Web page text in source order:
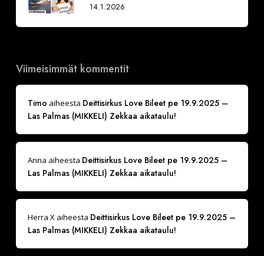
14.1.2026
Viimeisimmät kommentit
Timo aiheesta Deittisirkus Love Bileet pe 19.9.2025 –
Las Palmas (MIKKELI) Zekkaa aikataulu!
Anna aiheesta Deittisirkus Love Bileet pe 19.9.2025 –
Las Palmas (MIKKELI) Zekkaa aikataulu!
Herra Xaiheesta Deittisirkus Love Bileet pe 19.9.2025 –
Las Palmas (MIKKELI) Zekkaa aikataulu!